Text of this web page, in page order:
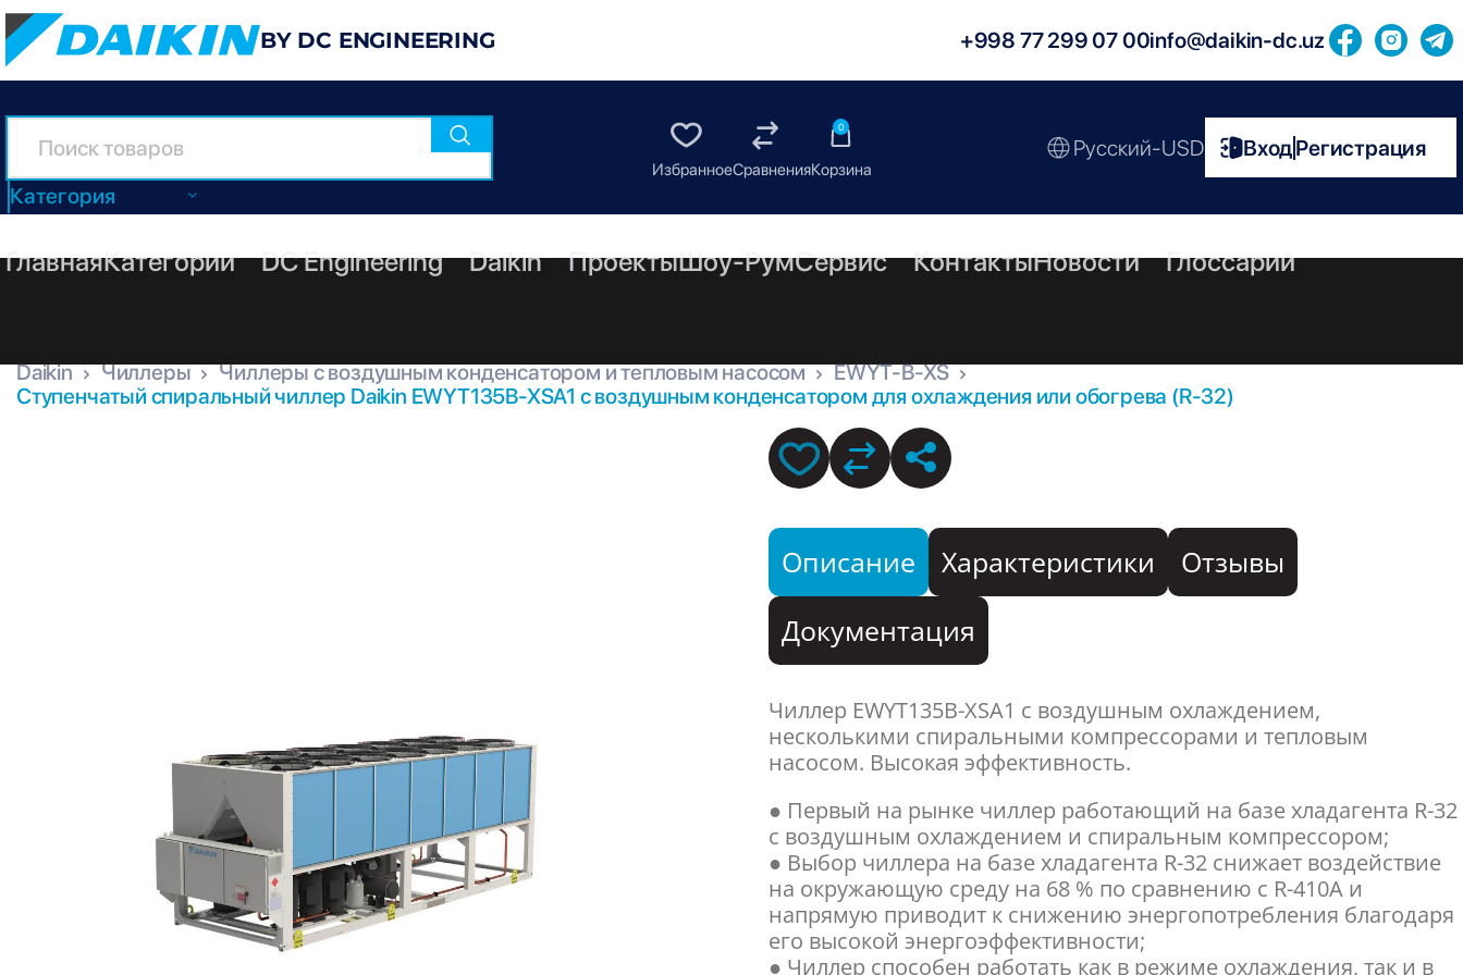
BY DC ENGINEERING +998 77 299 07 00info@daikin-dc.uz
Категория
0
Русский-USD ВходРегистрация
ГлавнаяКатегории DC Engineering Daikin ПроектыШоу-РумСервис КонтактыНовости Глоссарий
Daikin Чиллеры Чиллеры с воздушным конденсатором и тепловым насосом
EWYT-B-XS
Ступенчатый спиральный чиллер Daikin EWYT135B-XSA1 с воздушным конденсатором для охлаждения или обогрева (R-32)
Описание Характеристики
Отзывы
Документация
Чиллер EWYT135B-XSA1 с воздушным охлаждением,
несколькими спиральными компрессорами и тепловым
насосом. Высокая эффективность.
● Первый на рынке чиллер работающий на базе хладагента R-32
с воздушным охлаждением и спиральным компрессором;
● Выбор чиллера на базе хладагента R-32 снижает воздействие
на окружающую среду на 68 % по сравнению с R-410A и
напрямую приводит к снижению энергопотребления благодаря
его высокой энергоэффективности;
● Чиллер способен работать как в режиме охлаждения, так и в